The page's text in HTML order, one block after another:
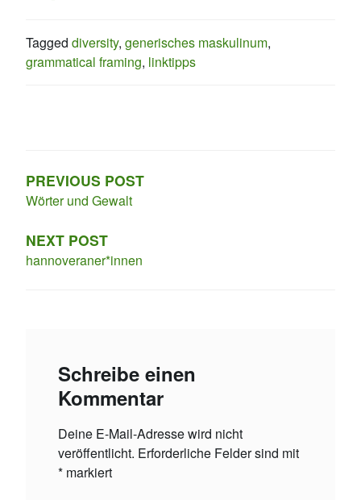
Tagged diversity, generisches maskulinum,
grammatical framing, linktipps
PREVIOUS POST
Wörter und Gewalt
NEXT POST
hannoveraner*innen
Schreibe einen
Kommentar
Deine E-Mail-Adresse wird nicht
veröffentlicht. Erforderliche Felder sind mit
* markiert